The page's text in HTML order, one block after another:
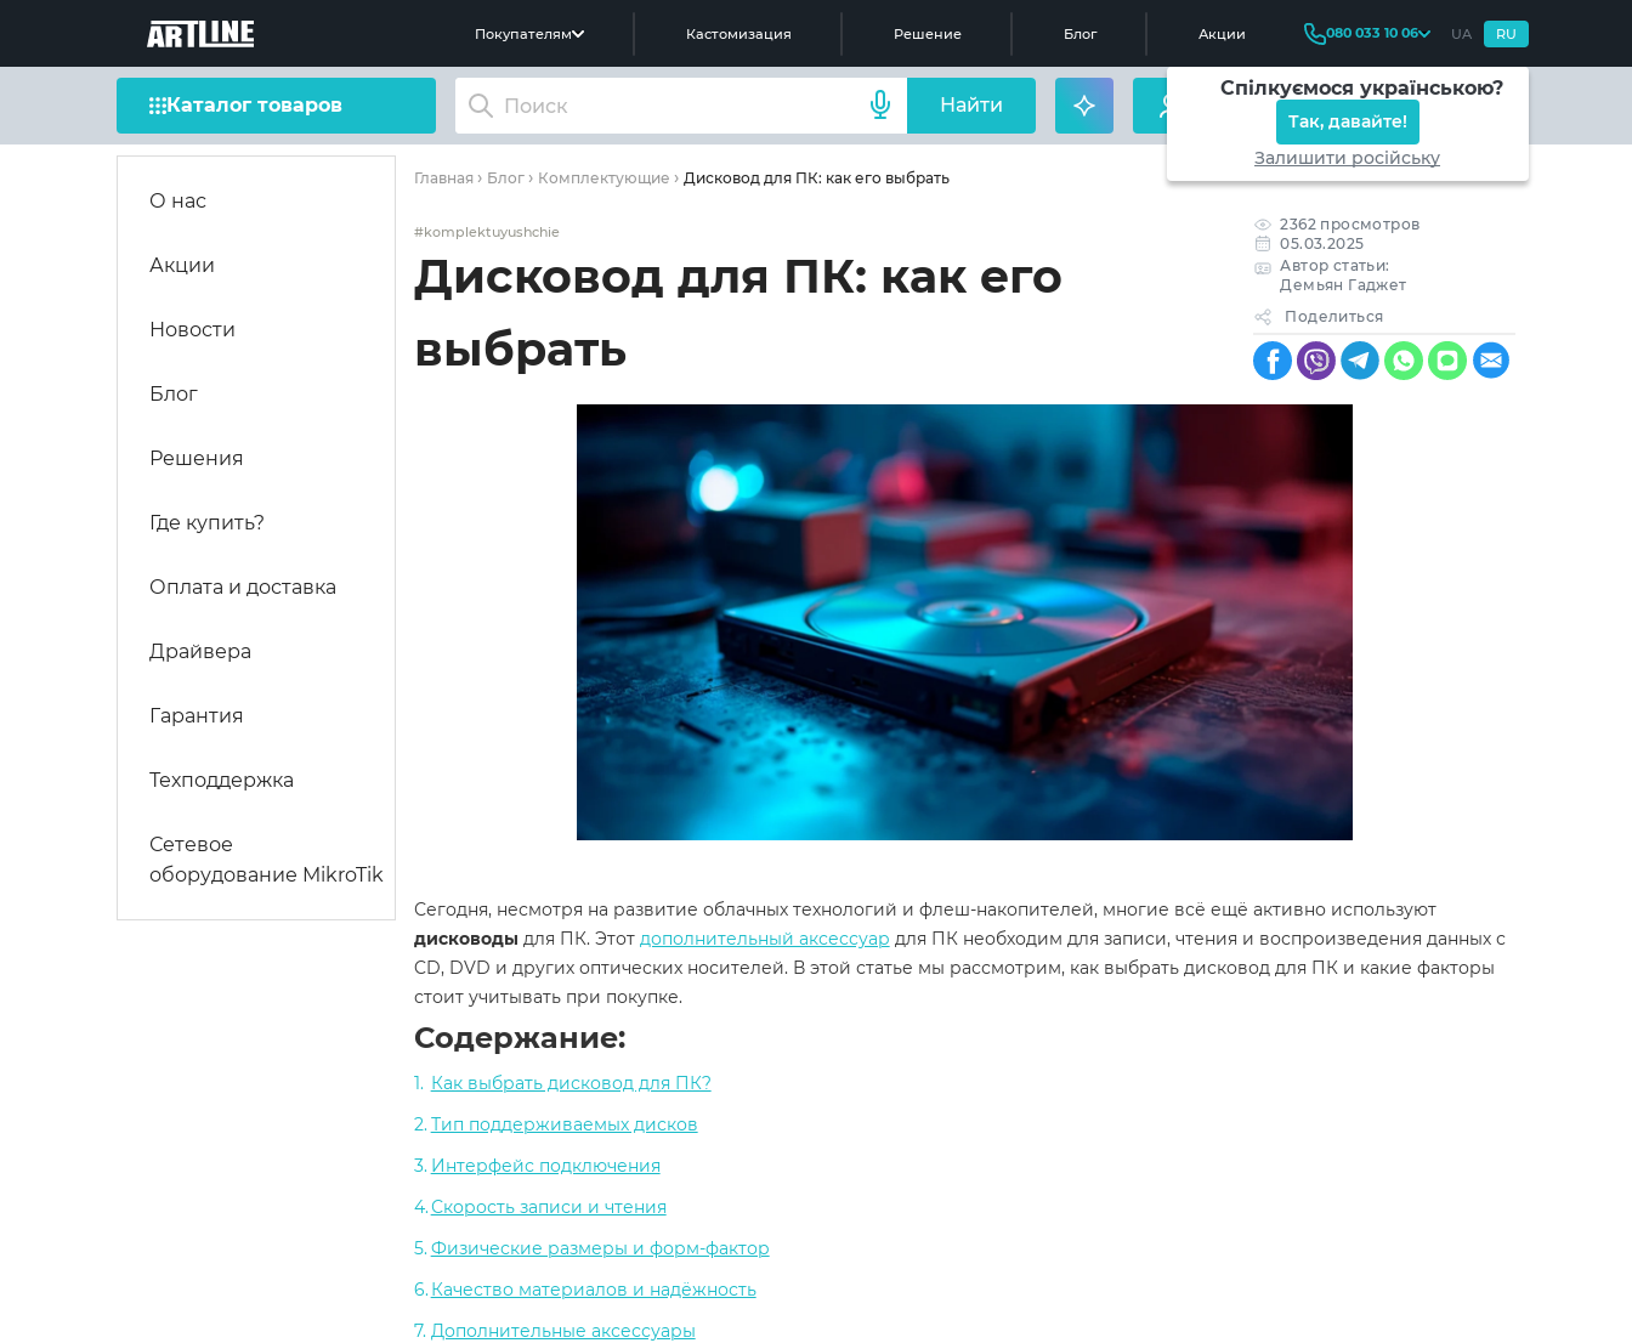
Покупателям Кастомизация Решение Блог Акции 080 033 10 06 UA RU
Спілкуємося українською?
Так, давайте!
Залишити російську
Каталог товаров Найти
О нас
Акции
Новости
Блог
Решения
Где купить?
Оплата и доставка
Драйвера
Гарантия
Техподдержка
Сетевое
оборудование MikroTik
Главная Блог Комплектующие Дисковод для ПК: как его выбрать
#komplektuyushchie
Дисковод для ПК: как его
выбрать
2362 просмотров
05.03.2025
Автор статьи:
Демьян Гаджет
Поделиться
Сегодня, несмотря на развитие облачных технологий и флеш-накопителей, многие всё ещё активно используют
дисководы для ПК. Этот дополнительный аксессуар для ПК необходим для записи, чтения и воспроизведения данных с
CD, DVD и других оптических носителей. В этой статье мы рассмотрим, как выбрать дисковод для ПК и какие факторы
стоит учитывать при покупке.
Содержание:
Как выбрать дисковод для ПК?
Тип поддерживаемых дисков
Интерфейс подключения
Скорость записи и чтения
Физические размеры и форм-фактор
Качество материалов и надёжность
Дополнительные аксессуары